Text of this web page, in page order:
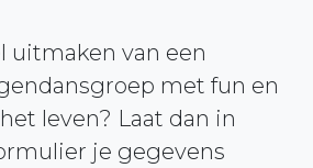
uitmaken van een
met fun en
leven? Laat dan in
je gegevens